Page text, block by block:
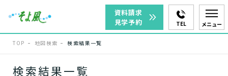
資料請求
見学予約
TEL メニュー
TOP 地図検索 検索結果一覧
検索結果一覧
エリアを選択